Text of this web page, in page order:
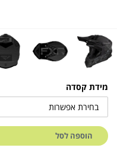
מידת קסדה
בחירת אפשרות
הוספה לסל